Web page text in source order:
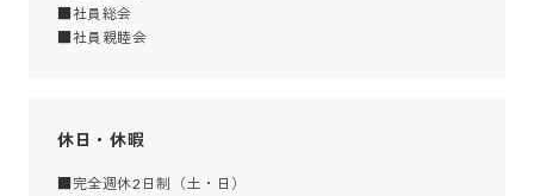
■社員総会
■社員親睦会
休日・休暇
■完全週休2日制（土・日）